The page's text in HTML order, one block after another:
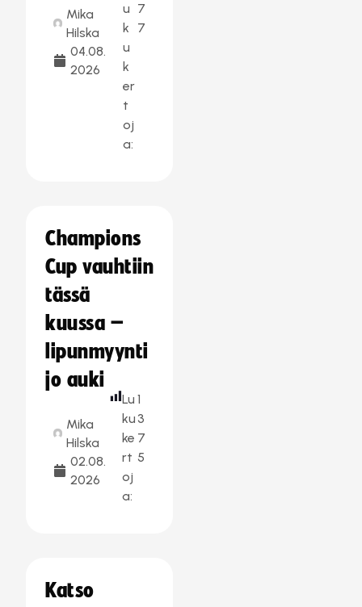
Mika
Hilska
04.08.
2026
u
k
u
k
er
t
oj
a:
7
7
Champions
Cup vauhtiin
tässä
kuussa –
lipunmyynti
jo auki
Mika
Hilska
02.08.
2026
Lu
ku
ke
rt
oj
a:
1
3
7
5
Katso